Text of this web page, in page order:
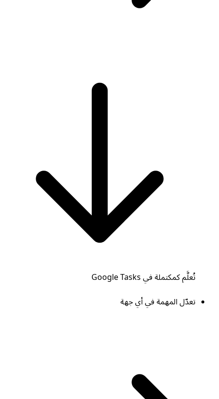
تُعلَّم كمكتملة في Google Tasks
تعدّل المهمة في أي جهة